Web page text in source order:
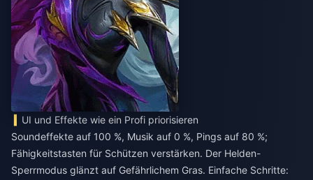
UI und Effekte wie ein Profi priorisieren
Soundeffekte auf 100 %, Musik auf 0 %, Pings auf 80 %;
Fähigkeitstasten für Schützen verstärken. Der Helden-
Sperrmodus glänzt auf Gefährlichem Gras. Einfache Schritte: